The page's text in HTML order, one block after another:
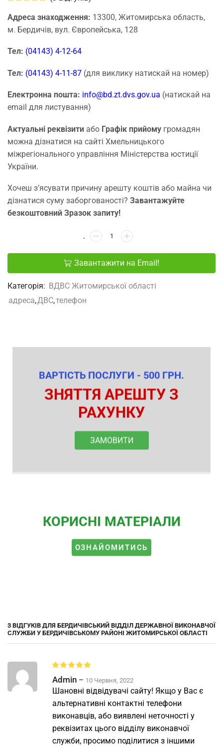
Адреса знаходження: 13300, Житомирська область,
м. Бердичів, вул. Європейська, 128
Тел: (04143) 4-12-64
Тел: (04143) 4-11-87 (для виклику натискай на номер)
Електронна пошта: info@bd.zt.dvs.gov.ua (натискай на
email для листування)
Актуальні реквізити або Графік прийому громадян
можна дізнатися на сайті Хмельницького
міжрегіонального управління Міністерства юстиції
України.
Хочеш з’ясувати причину арешту коштів або майна чи
дізнатися суму заборгованості? Завантажуйте
безкоштовний Зразок запиту!
Завантажити на Email!
Категорія: ВДВС Житомирської області
адреса,ДВС,телефон
ВАРТІСТЬ ПОСЛУГИ - 500 ГРН.
ЗНЯТТЯ АРЕШТУ З
РАХУНКУ
ЗАМОВИТИ
КОРИСНІ МАТЕРІАЛИ
ОЗНАЙОМИТИСЬ
3 ВІДГУКІВ ДЛЯ БЕРДИЧІВСЬКИЙ ВІДДІЛ ДЕРЖАВНОЇ ВИКОНАВЧОЇ
СЛУЖБИ У БЕРДИЧІВСЬКОМУ РАЙОНІ ЖИТОМИРСЬКОЇ ОБЛАСТІ
Admin – 10 Червня, 2022
Шановні відвідувачі сайту! Якщо у Вас є
альтернативні контактні телефони
виконавців, або виявлені неточності у
реквізитах цього відділу виконавчої
служби, просимо поділитися з іншими